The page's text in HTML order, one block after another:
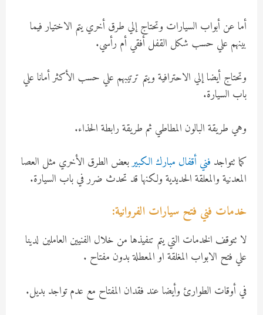
أما عن أبواب السيارات وتحتاج إلي طرق أخري يتم الاختيار فيما
بينهم علي حسب شكل القفل أفقي أم رأسي.
وتحتاج أيضا إلي الاحترافية ويتم ترتيبهم علي حسب الأكثر أمانا علي
باب السيارة.
وهي طريقة البالون المطاطي ثم طريقة رابطة الحذاء.
كما تتواجد فني أقفال مبارك الكبيربعض الطرق الأخري مثل العصا
المعدنية والمعلقة الحديدية ولكنها قد تحدث ضرر في باب السيارة.
خدمات فني فتح سيارات الفروانية:
لا تتوقف الخدمات التي يتم تنفيذها من خلال الفنيين العاملين لدينا
علي فتح الابواب المغلقة او المعطلة بدون مفتاح .
في أوقات الطوارئ وأيضا عند فقدان المفتاح مع عدم تواجد بديل.